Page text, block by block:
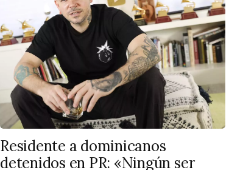
Residente a dominicanos
detenidos en PR: «Ningún ser